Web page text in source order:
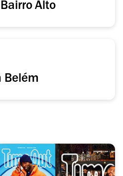
Alto
Belém